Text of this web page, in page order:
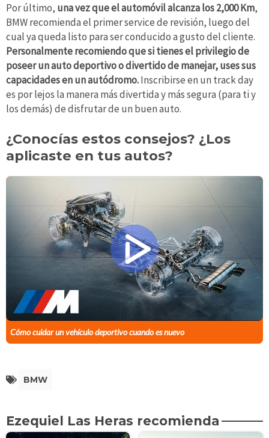
Por último, una vez que el automóvil alcanza los 2,000 Km,
BMW recomienda el primer service de revisión, luego del
cual ya queda listo para ser conducido a gusto del cliente.
Personalmente recomiendo que si tienes el privilegio de
poseer un auto deportivo o divertido de manejar, uses sus
capacidades en un autódromo.Inscribirse en un track day
es por lejos la manera más divertida y más segura (para ti y
los demás) de disfrutar de un buen auto.
¿Conocías estos consejos? ¿Los
aplicaste en tus autos?
Cómo cuidar un vehículo deportivo cuando es nuevo
BMW
Ezequiel Las Heras recomienda